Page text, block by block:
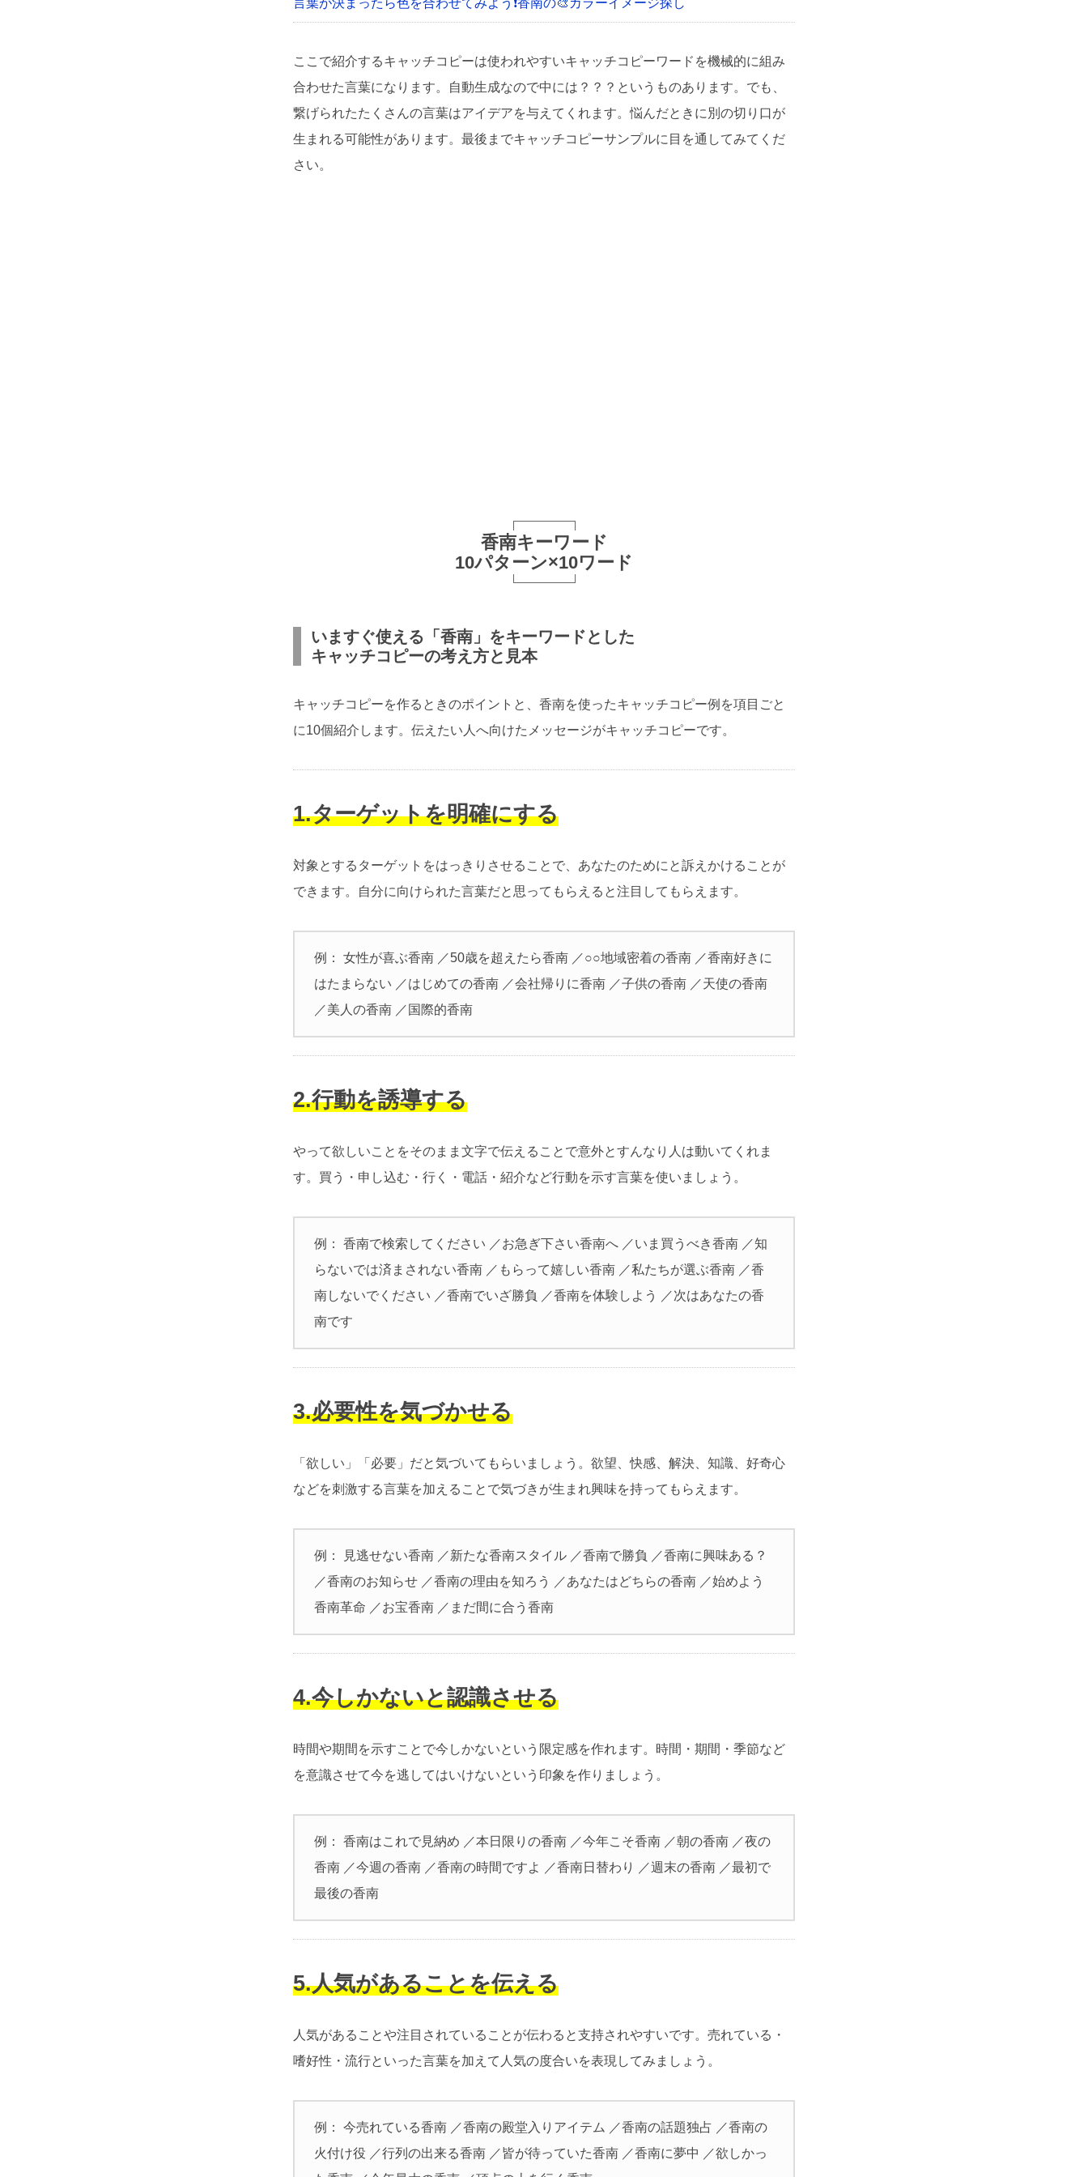
言葉が決まったら色を合わせてみよう❗香南の🎨カラーイメージ探し
ここで紹介するキャッチコピーは使われやすいキャッチコピーワードを機械的に組み
合わせた言葉になります。自動生成なので中には？？？というものあります。でも、
繋げられたたくさんの言葉はアイデアを与えてくれます。悩んだときに別の切り口が
生まれる可能性があります。最後までキャッチコピーサンプルに目を通してみてくだ
さい。
香南キーワード
10パターン×10ワード
いますぐ使える「香南」をキーワードとした
キャッチコピーの考え方と見本
キャッチコピーを作るときのポイントと、香南を使ったキャッチコピー例を項目ごと
に10個紹介します。伝えたい人へ向けたメッセージがキャッチコピーです。
1.ターゲットを明確にする
対象とするターゲットをはっきりさせることで、あなたのためにと訴えかけることが
できます。自分に向けられた言葉だと思ってもらえると注目してもらえます。
例： 女性が喜ぶ香南 ／50歳を超えたら香南 ／○○地域密着の香南 ／香南好きに
はたまらない ／はじめての香南 ／会社帰りに香南 ／子供の香南 ／天使の香南
／美人の香南 ／国際的香南
2.行動を誘導する
やって欲しいことをそのまま文字で伝えることで意外とすんなり人は動いてくれま
す。買う・申し込む・行く・電話・紹介など行動を示す言葉を使いましょう。
例： 香南で検索してください ／お急ぎ下さい香南へ ／いま買うべき香南 ／知
らないでは済まされない香南 ／もらって嬉しい香南 ／私たちが選ぶ香南 ／香
南しないでください ／香南でいざ勝負 ／香南を体験しよう ／次はあなたの香
南です
3.必要性を気づかせる
「欲しい」「必要」だと気づいてもらいましょう。欲望、快感、解決、知識、好奇心
などを刺激する言葉を加えることで気づきが生まれ興味を持ってもらえます。
例： 見逃せない香南 ／新たな香南スタイル ／香南で勝負 ／香南に興味ある？
／香南のお知らせ ／香南の理由を知ろう ／あなたはどちらの香南 ／始めよう
香南革命 ／お宝香南 ／まだ間に合う香南
4.今しかないと認識させる
時間や期間を示すことで今しかないという限定感を作れます。時間・期間・季節など
を意識させて今を逃してはいけないという印象を作りましょう。
例： 香南はこれで見納め ／本日限りの香南 ／今年こそ香南 ／朝の香南 ／夜の
香南 ／今週の香南 ／香南の時間ですよ ／香南日替わり ／週末の香南 ／最初で
最後の香南
5.人気があることを伝える
人気があることや注目されていることが伝わると支持されやすいです。売れている・
嗜好性・流行といった言葉を加えて人気の度合いを表現してみましょう。
例： 今売れている香南 ／香南の殿堂入りアイテム ／香南の話題独占 ／香南の
火付け役 ／行列の出来る香南 ／皆が待っていた香南 ／香南に夢中 ／欲しかっ